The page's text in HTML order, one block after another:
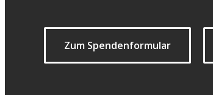
Zum Spendenformular